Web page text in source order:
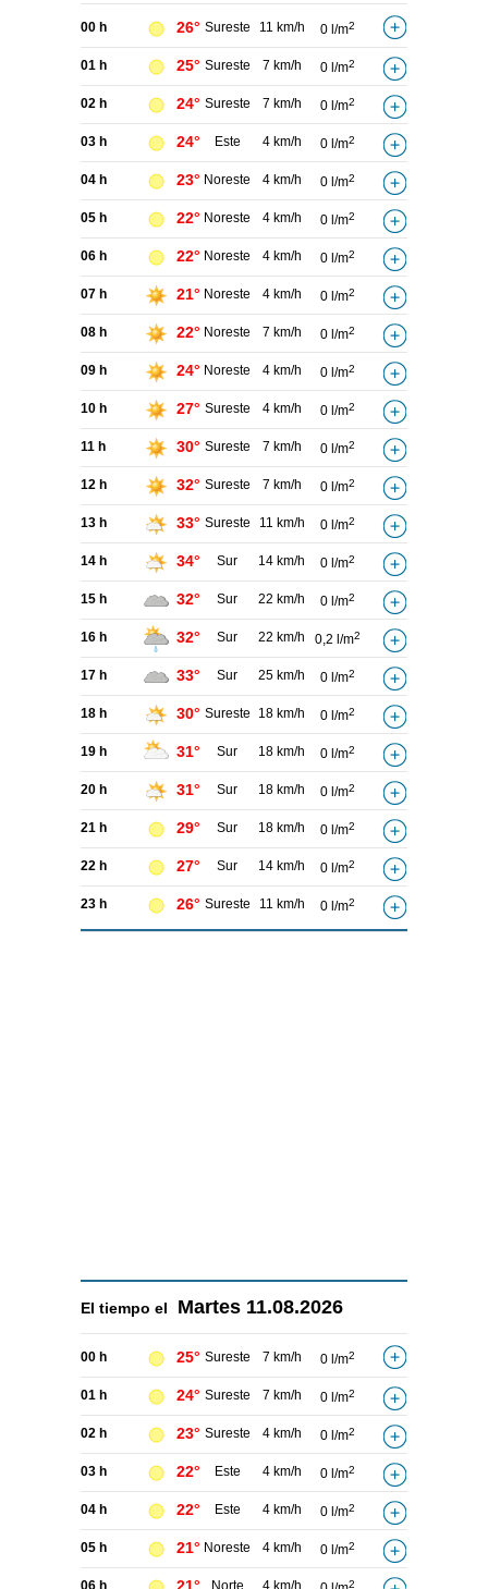
00 h 26° Sureste 11 km/h 0 l/m2
01 h 25° Sureste 7 km/h 0 l/m2
02 h 24° Sureste 7 km/h 0 l/m2
03 h 24° Este 4 km/h 0 l/m2
04 h 23° Noreste 4 km/h 0 l/m2
05 h 22° Noreste 4 km/h 0 l/m2
06 h 22° Noreste 4 km/h 0 l/m2
07 h 21° Noreste 4 km/h 0 l/m2
08 h 22° Noreste 7 km/h 0 l/m2
09 h 24° Noreste 4 km/h 0 l/m2
10 h 27° Sureste 4 km/h 0 l/m2
11 h 30° Sureste 7 km/h 0 l/m2
12 h 32° Sureste 7 km/h 0 l/m2
13 h 33° Sureste 11 km/h 0 l/m2
14 h 34° Sur 14 km/h 0 l/m2
15 h 32° Sur 22 km/h 0 l/m2
16 h 32° Sur 22 km/h 0,2 l/m2
17 h 33° Sur 25 km/h 0 l/m2
18 h 30° Sureste 18 km/h 0 l/m2
19 h 31° Sur 18 km/h 0 l/m2
20 h 31° Sur 18 km/h 0 l/m2
21 h 29° Sur 18 km/h 0 l/m2
22 h 27° Sur 14 km/h 0 l/m2
23 h 26° Sureste 11 km/h 0 l/m2
El tiempo el Martes 11.08.2026
00 h 25° Sureste 7 km/h 0 l/m2
01 h 24° Sureste 7 km/h 0 l/m2
02 h 23° Sureste 4 km/h 0 l/m2
03 h 22° Este 4 km/h 0 l/m2
04 h 22° Este 4 km/h 0 l/m2
05 h 21° Noreste 4 km/h 0 l/m2
2